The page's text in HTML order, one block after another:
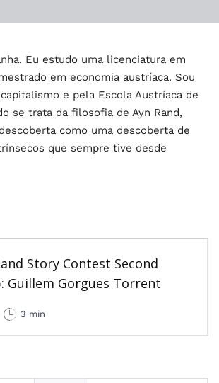
Eu estudo uma licenciatura em
em economia austríaca. Sou
e pela Escola Austríaca de
se trata da filosofia de Ayn Rand,
como uma descoberta de
que sempre tive desde
Story Contest Second
Guillem Gorgues Torrent
3 min